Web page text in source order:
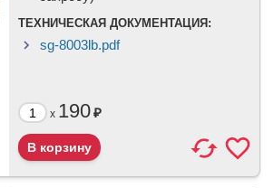
ТЕХНИЧЕСКАЯ ДОКУМЕНТАЦИЯ:
sg-8003lb.pdf
x 190₽